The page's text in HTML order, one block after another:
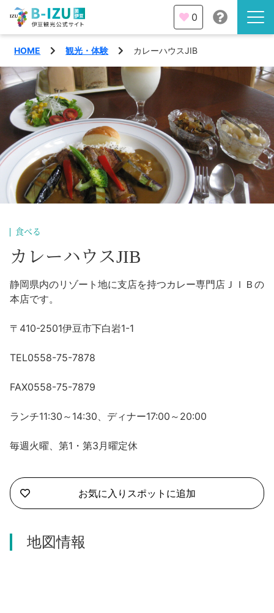
伊豆半島を知る
伊豆のみどころ
みる
あそぶ
あじわう
観光・体験
イベント
エリア
熱海市
沼津市
松崎町
伊豆市
特集
旅の計画
モデルコース
宿泊・予約
旅程作成
AIルートプランナー
アクセス
伊豆ワーケーション
0
HOME 観光・体験 カレーハウスJIB
食べる
カレーハウスJIB
静岡県内のリゾート地に支店を持つカレー専門店ＪＩＢの
本店です。
〒410-2501伊豆市下白岩1-1
TEL0558-75-7878
FAX0558-75-7879
ランチ11:30～14:30、ディナー17:00～20:00
毎週火曜、第1・第3月曜定休
お気に入りスポットに追加
地図情報